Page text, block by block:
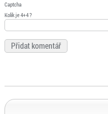
Captcha
Kolik je 4+4 ?